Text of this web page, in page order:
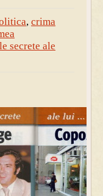
, crima
secrete ale